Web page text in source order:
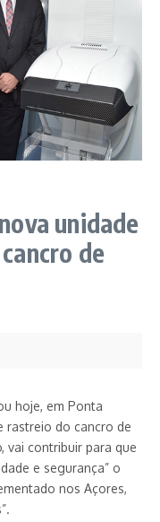
unidade
de
hoje, em Ponta
rastreio do cancro de
vai contribuir para que
e segurança” o
nos Açores,